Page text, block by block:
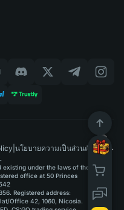
| นโยบายความเป็นส่วนตัว|
existing under the laws of the
office at 50 Princes
Registered address:
Office 42, 1060, Nicosia.